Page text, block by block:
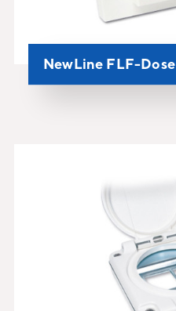
NewLine FLF-Dose